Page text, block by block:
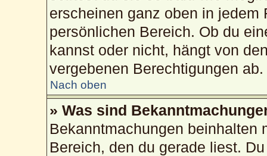
erscheinen ganz oben in
persönlichen Bereich. Ob du
kannst oder nicht, hängt von
vergebenen Berechtigungen ab.
Nach oben
» Was sind
Bekanntmachungen beinhalten
Bereich, den du gerade liest.